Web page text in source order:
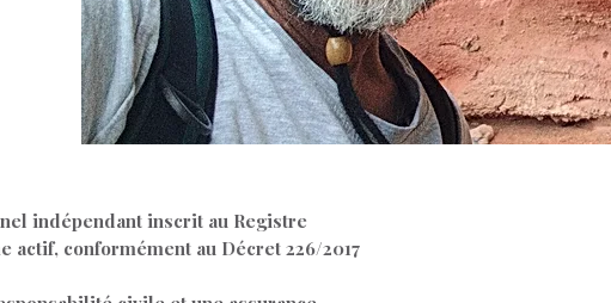
indépendant inscrit au Registre
actif, conformément au Décret 226/2017